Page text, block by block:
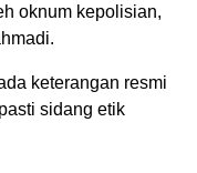
oknum kepolisian,
keterangan resmi
sidang etik